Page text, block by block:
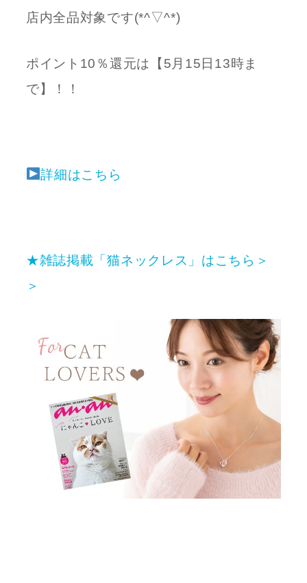
店内全品対象です(*^▽^*)
ポイント10％還元は【5月15日13時ま
で】！！
詳細はこちら
★雑誌掲載「猫ネックレス」はこちら＞
＞